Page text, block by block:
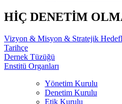
HİÇ DENETİM
Vizyon & Misyon & Stratejik
Tarihçe
Dernek Tüzüğü
Enstitü Organları
Yönetim Kurulu
Denetim Kurulu
Etik Kurulu